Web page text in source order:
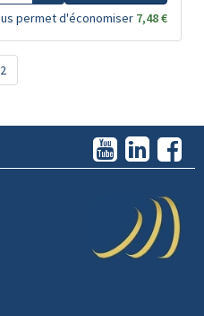
permet d'économiser 7,48 €